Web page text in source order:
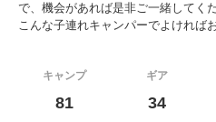
で、機会があれば是非ご一緒してく
こんな子連れキャンパーでよければ
キャンプ
81
ギア
34